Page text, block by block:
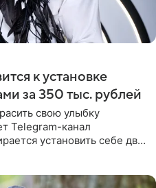
к установке
за 350 тыс. рублей
свою улыбку
Telegram-канал
установить себе два